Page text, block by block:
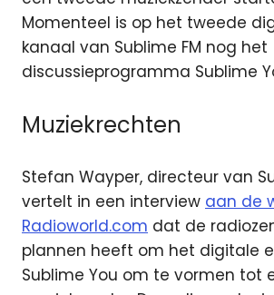
Momenteel is op het tweede
kanaal van Sublime FM nog het
discussieprogramma Sublime
Muziekrechten
Stefan Wayper, directeur van
vertelt in een interview aan de
Radioworld.com dat de
plannen heeft om het digitale
Sublime You om te vormen tot